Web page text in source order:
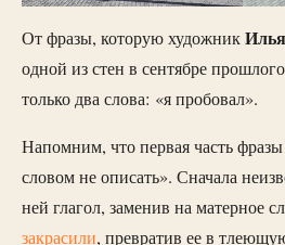
От фразы, которую художник
одной из стен в сентябре
только два слова: «я пробовал».
Напомним, что первая часть
словом не описать». Сначала
ней глагол, заменив на матерное
закрасили, превратив ее в